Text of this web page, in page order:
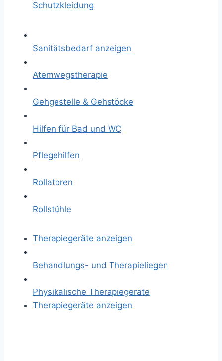
Schutzkleidung
Sanitätsbedarf anzeigen
Atemwegstherapie
Gehgestelle & Gehstöcke
Hilfen für Bad und WC
Pflegehilfen
Rollatoren
Rollstühle
Therapiegeräte anzeigen
Behandlungs- und Therapieliegen
Physikalische Therapiegeräte
Therapiegeräte anzeigen